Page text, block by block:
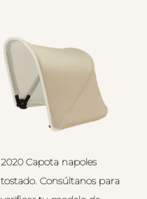
2020 Capota napoles
tostado. Consúltanos para